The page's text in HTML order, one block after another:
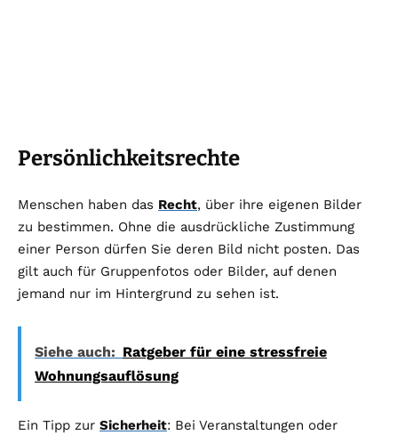
Persönlichkeitsrechte
Menschen haben das Recht, über ihre eigenen Bilder
zu bestimmen. Ohne die ausdrückliche Zustimmung
einer Person dürfen Sie deren Bild nicht posten. Das
gilt auch für Gruppenfotos oder Bilder, auf denen
jemand nur im Hintergrund zu sehen ist.
Siehe auch: Ratgeber für eine stressfreie
Wohnungsauflösung
Ein Tipp zur Sicherheit: Bei Veranstaltungen oder